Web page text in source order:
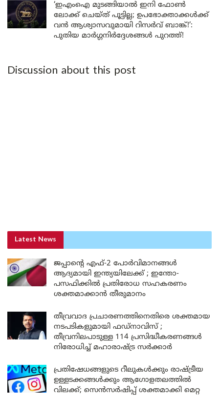
‘ഇഎംഐ മുടങ്ങിയാൽ ഇനി ഫോൺ
ലോക്ക് ചെയ്ത് പൂട്ടില്ല; ഉപഭോക്താക്കൾക്ക്
വൻ ആശ്വാസവുമായി റിസർവ് ബാങ്ക്!’:
പുതിയ മാർഗ്ഗനിർദ്ദേശങ്ങൾ പുറത്ത്!
Discussion about this post
Latest News
ജപ്പാന്റെ എഫ്-2 പോർവിമാനങ്ങൾ
ആദ്യമായി ഇന്ത്യയിലേക്ക് ; ഇന്തോ-
പസഫിക്കിൽ പ്രതിരോധ സഹകരണം
ശക്തമാക്കാൻ തീരുമാനം
തീവ്രവാദ പ്രചാരണത്തിനെതിരെ ശക്തമായ
നടപടികളുമായി ഫഡ്നാവിസ് ;
തീവ്രനിലപാടുള്ള 114 പ്രസിദ്ധീകരണങ്ങൾ
നിരോധിച്ച് മഹാരാഷ്ട്ര സർക്കാർ
പ്രതിഷേധങ്ങളുടെ റീലുകൾക്കും രാഷ്ട്രീയ
ഉള്ളടക്കങ്ങൾക്കും ആഗോളതലത്തിൽ
വിലക്ക്; സെൻസർഷിപ്പ് ശക്തമാക്കി മെറ്റ